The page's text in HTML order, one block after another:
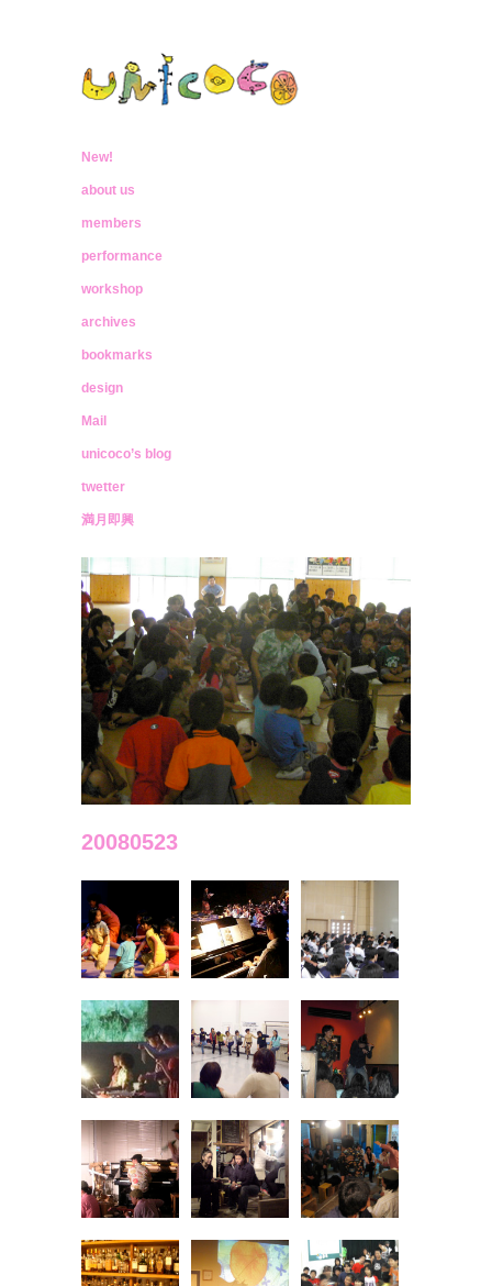
unicoco
なったんだ
New!
about us
members
performance
workshop
archives
bookmarks
design
Mail
unicoco’s blog
twetter
満月即興
20080523